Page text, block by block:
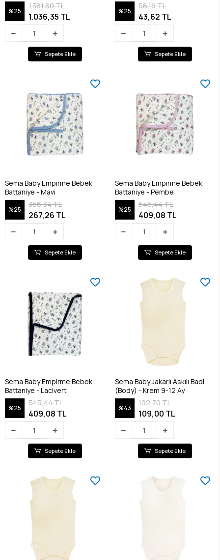
%25
1.381,80 TL
1.036,35 TL
Sepete Ekle
%25
58,16 TL
43,62 TL
Sepete Ekle
Sema Baby Empirme Bebek
Battaniye - Mavi
%25
356,34 TL
267,26 TL
Sepete Ekle
Sema Baby Empirme Bebek
Battaniye - Pembe
%25
545,44 TL
409,08 TL
Sepete Ekle
Sema Baby Empirme Bebek
Battaniye - Lacivert
%25
545,44 TL
409,08 TL
Sepete Ekle
Sema Baby Jakarlı Askılı Badi
(Body) - Krem 9-12 Ay
%43
192,70 TL
109,00 TL
Sepete Ekle